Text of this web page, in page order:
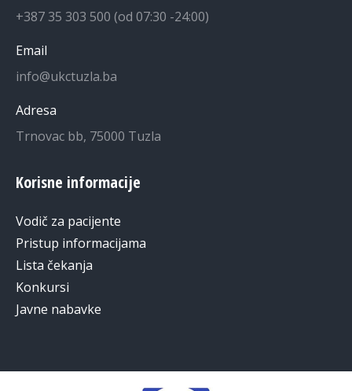
+387 35 303 500 (od 07:30 -24:00)
Email
info@ukctuzla.ba
Adresa
Trnovac bb, 75000 Tuzla
Korisne informacije
Vodič za pacijente
Pristup informacijama
Lista čekanja
Konkursi
Javne nabavke